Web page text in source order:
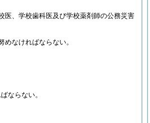
医、学校歯科医及び学校薬剤師の公務災害
なければならない。
ならない。